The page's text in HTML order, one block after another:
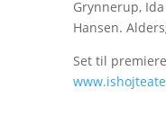
Grynnerup,
Hansen.
Set til